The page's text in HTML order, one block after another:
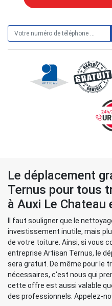
Le déplacement
Ternus pour tous
à Auxi Le
Il faut souligner que le
investissement inutile, mais
de votre toiture. Ainsi, si vous
entreprise Artisan Ternus, le
sera gratuit. De même pour le
nécessaires, c'est nous qui
cette offre est aussi valable
des professionnels. Appelez-